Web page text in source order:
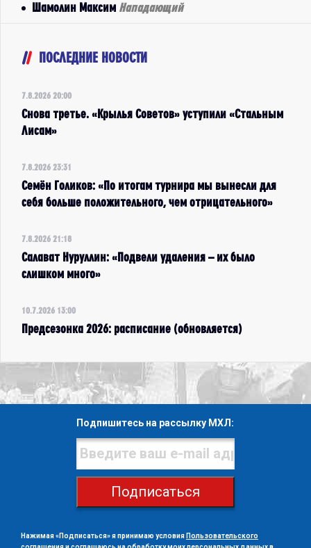
Шамолин Максим Нападающий
ПОСЛЕДНИЕ НОВОСТИ
7.8.2026 20:00
Снова третье. «Крылья Советов» уступили «Стальным
Лисам»
7.8.2026 23:31
Семён Голиков: «По итогам турнира мы вынесли для
себя больше положительного, чем отрицательного»
7.8.2026 21:18
Салават Нуруллин: «Подвели удаления – их было
слишком много»
10.7.2026 13:00
Предсезонка 2026: расписание (обновляется)
Подпишитесь на рассылку МХЛ:
Подписаться
Нажимая «Подписаться» я принимаю условия Пользовательского